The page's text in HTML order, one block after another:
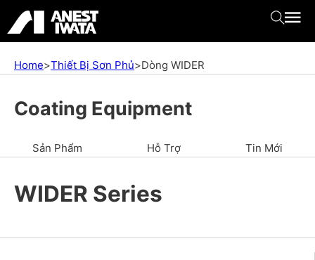
Home>Thiết Bị Sơn Phủ>Dòng WIDER
Coating Equipment
Sản Phẩm Hỗ Trợ Tin Mới
WIDER Series